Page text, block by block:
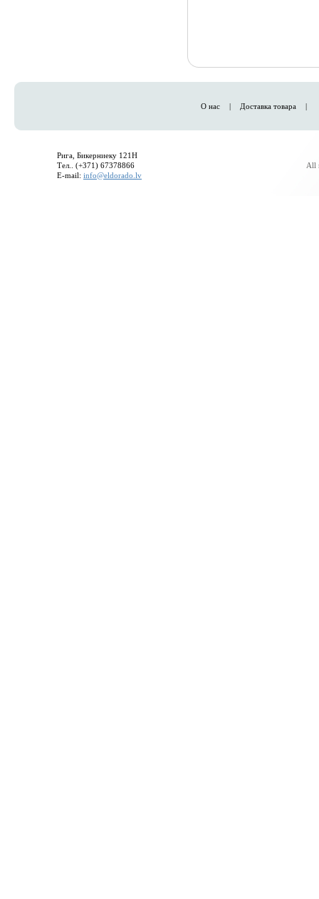
О нас | Доставка товара |
Рига, Бикерниеку 121H
Тел.. (+371) 67378866
E-mail: info@eldorado.lv
All